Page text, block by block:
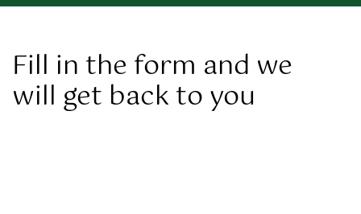
Fill in the form and we
will get back to you